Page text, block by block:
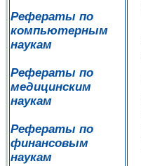
Рефераты по
компьютерным
наукам
Рефераты по
медицинским
наукам
Рефераты по
финансовым
наукам